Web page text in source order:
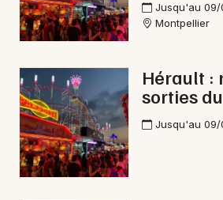
Magazine à Béziers
Jusqu'au 09/
Montpellier
Hérault :
sorties
Jusqu'au 09/